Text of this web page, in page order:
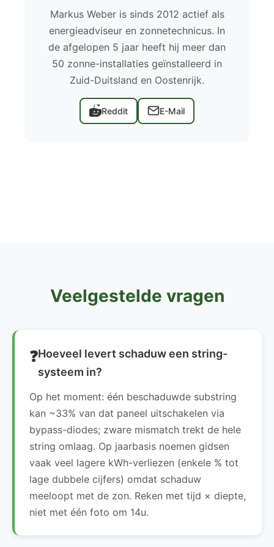
Markus Weber is sinds 2012 actief als
energieadviseur en zonnetechnicus. In
de afgelopen 5 jaar heeft hij meer dan
50 zonne-installaties geïnstalleerd in
Zuid-Duitsland en Oostenrijk.
Reddit E-Mail
Veelgestelde vragen
Hoeveel levert schaduw een string-
systeem in?
Op het moment: één beschaduwde substring
kan ~33% van dat paneel uitschakelen via
bypass-diodes; zware mismatch trekt de hele
string omlaag. Op jaarbasis noemen gidsen
vaak veel lagere kWh-verliezen (enkele % tot
lage dubbele cijfers) omdat schaduw
meeloopt met de zon. Reken met tijd × diepte,
niet met één foto om 14u.